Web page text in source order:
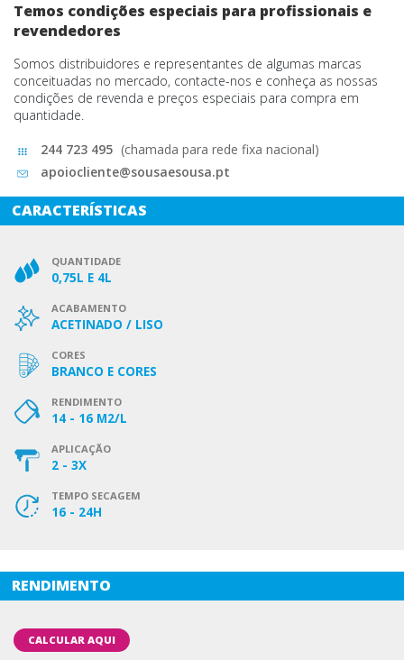
Temos condições especiais para profissionais e
revendedores
Somos distribuidores e representantes de algumas marcas
conceituadas no mercado, contacte-nos e conheça as nossas
condições de revenda e preços especiais para compra em
quantidade.
244 723 495 (chamada para rede fixa nacional)
apoiocliente@sousaesousa.pt
CARACTERÍSTICAS
QUANTIDADE
0,75L E 4L
ACABAMENTO
ACETINADO / LISO
CORES
BRANCO E CORES
RENDIMENTO
14 - 16 M2/L
APLICAÇÃO
2 - 3X
TEMPO SECAGEM
16 - 24H
RENDIMENTO
CALCULAR AQUI